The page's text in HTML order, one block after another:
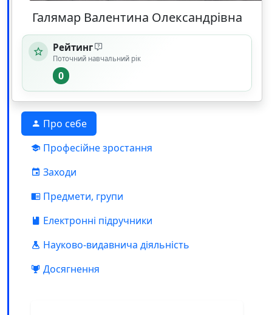
Галямар Валентина Олександрівна
Рейтинг
Поточний навчальний рік
0
Про себе
Професійне зростання
Заходи
Предмети, групи
Електронні підручники
Науково-видавнича діяльність
Досягнення